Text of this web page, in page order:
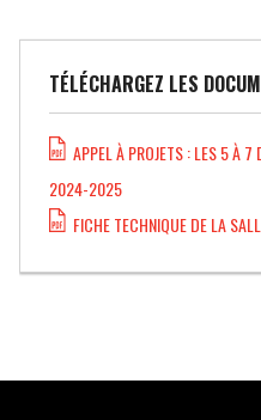
TÉLÉCHARGEZ LES
APPEL À PROJETS : LES 5 À 7
2024-2025
FICHE TECHNIQUE DE LA